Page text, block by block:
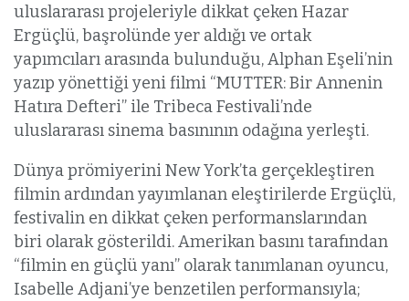
uluslararası projeleriyle dikkat çeken Hazar
Ergüçlü, başrolünde yer aldığı ve ortak
yapımcıları arasında bulunduğu, Alphan Eşeli’nin
yazıp yönettiği yeni filmi “MUTTER: Bir Annenin
Hatıra Defteri” ile Tribeca Festivali’nde
uluslararası sinema basınının odağına yerleşti.
Dünya prömiyerini New York’ta gerçekleştiren
filmin ardından yayımlanan eleştirilerde Ergüçlü,
festivalin en dikkat çeken performanslarından
biri olarak gösterildi. Amerikan basını tarafından
“filmin en güçlü yanı” olarak tanımlanan oyuncu,
Isabelle Adjani’ye benzetilen performansıyla;